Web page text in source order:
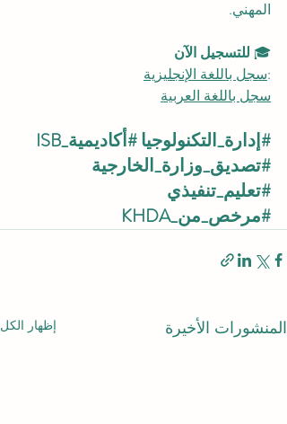
المهني.
🎓 للتسجيل الآن
:سجل باللغة الإنجليزية
سجل باللغة العربية
#إدارة_التكنولوجيا#أكاديمية_ISB
#تصديق_وزارة_الخارجية
#تعليم_تنفيذي
#مرخص_من_KHDA
المنشورات الأخيرة إظهار الكل